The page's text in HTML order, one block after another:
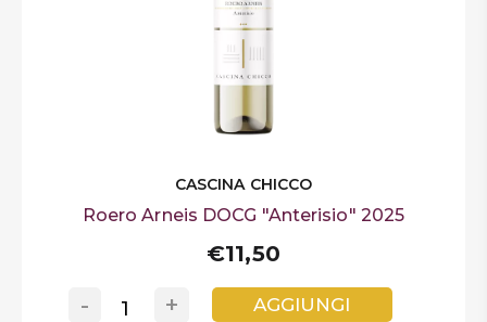
CASCINA CHICCO
Roero Arneis DOCG "Anterisio" 2025
€11,50
+
- AGGIUNGI